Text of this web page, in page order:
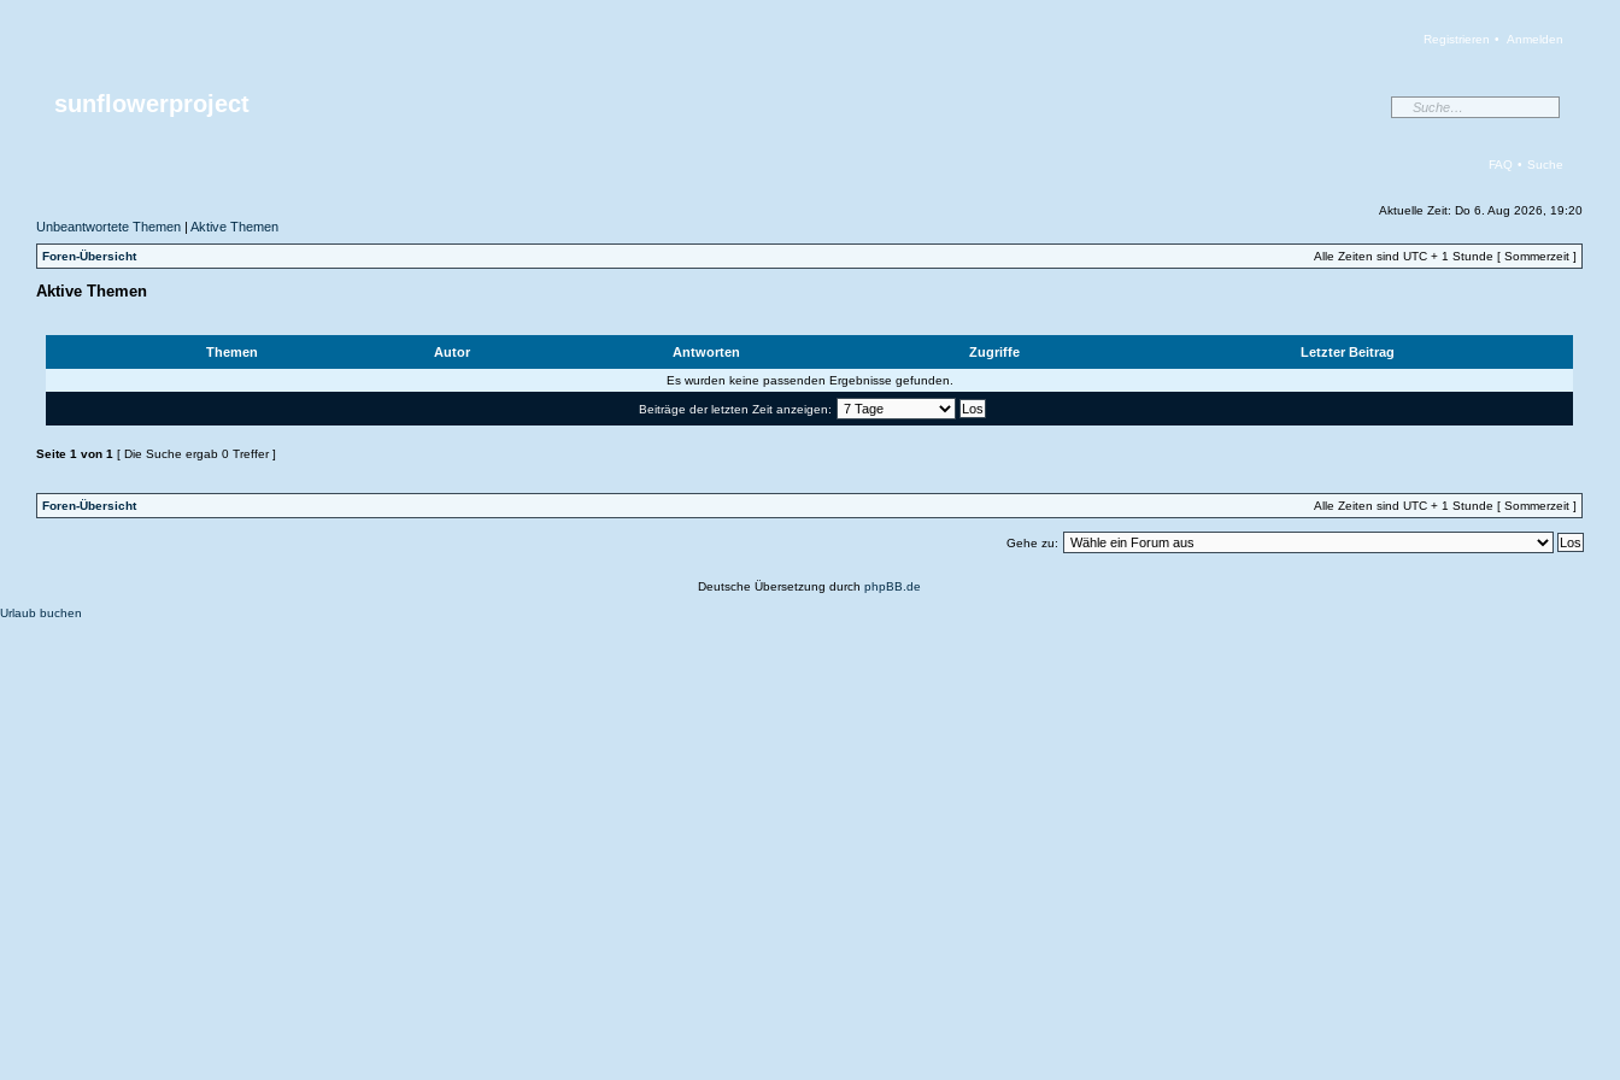
Registrieren • Anmelden
sunflowerproject
FAQ • Suche
Aktuelle Zeit: Do 6. Aug 2026, 19:20
Unbeantwortete Themen |Aktive Themen
Foren-Übersicht Alle Zeiten sind UTC + 1 Stunde [ Sommerzeit ]
Aktive Themen
Themen Autor Antworten Zugriffe Letzter Beitrag
Es wurden keine passenden Ergebnisse gefunden.
Beiträge der letzten Zeit anzeigen:
Seite1 von1 [ Die Suche ergab 0 Treffer ]
Foren-Übersicht Alle Zeiten sind UTC + 1 Stunde [ Sommerzeit ]
Gehe zu:
Deutsche Übersetzung durchphpBB.de
Urlaub buchen